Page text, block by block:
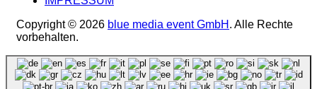
Copyright © 2026 blue media event GmbH . Alle Rechte
vorbehalten.